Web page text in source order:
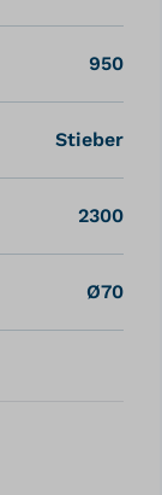
950
Stieber
2300
Ø70